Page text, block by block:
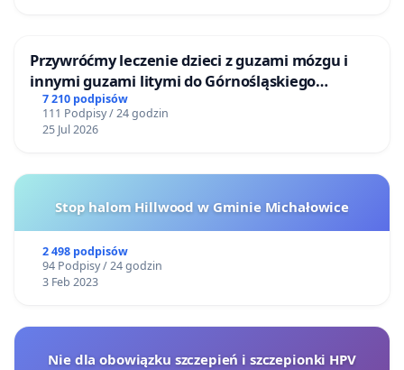
Przywróćmy leczenie dzieci z guzami mózgu i
innymi guzami litymi do Górnośląskiego
Centrum Zdrowia Dziecka w Katowicach
7 210 podpisów
111 Podpisy / 24 godzin
25 Jul 2026
Stop halom Hillwood w Gminie Michałowice
2 498 podpisów
94 Podpisy / 24 godzin
3 Feb 2023
Nie dla obowiązku szczepień i szczepionki HPV